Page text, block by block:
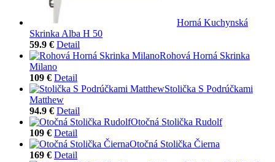
Horná Kuchynská
Skrinka Alba H 50
59.9 € Detail
Rohová Horná Skrinka
Milano
109 € Detail
Stolička S Podrúčkami
Matthew
94.9 € Detail
Otočná Stolička Rudolf
109 € Detail
Otočná Stolička Čierna
169 € Detail